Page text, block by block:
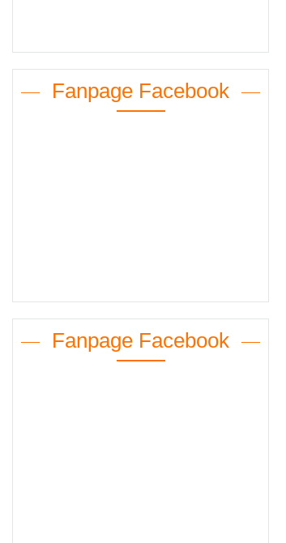
Fanpage Facebook
Fanpage Facebook